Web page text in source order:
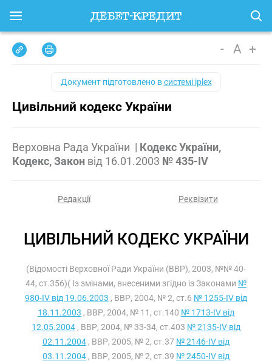
- A +
Документ підготовлено всистемі iplex
Цивільний кодекс України
Верховна Рада України | Кодекс України,
Кодекс, Закон від 16.01.2003 № 435-IV
Редакції Реквізити
ЦИВІЛЬНИЙ КОДЕКС УКРАЇНИ
(Відомості Верховної Ради України (ВВР), 2003, №№ 40-
44, ст.356)( Із змінами, внесеними згідно із Законами №
980-IV від 19.06.2003 , ВВР, 2004, № 2, ст.6 № 1255-IV від
18.11.2003 , ВВР, 2004, № 11, ст.140 № 1713-IV від
12.05.2004 , ВВР, 2004, № 33-34, ст.403 № 2135-IV від
02.11.2004 , ВВР, 2005, № 2, ст.37 № 2146-IV від
03.11.2004 , ВВР, 2005, № 2, ст.39 № 2450-IV від